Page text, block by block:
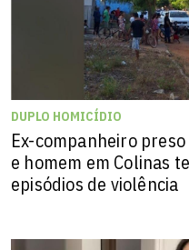
DUPLO HOMICÍDIO
Ex-companheiro
e homem em Colinas
episódios de violência